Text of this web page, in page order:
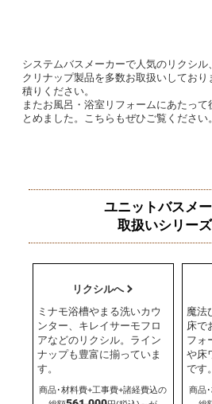
システムバスメーカーで人気のリクシル
クリナップ製品を多数お取扱いしており
積りください。
またお風呂・浴室リフォームにあたっ
とめました。こちらもぜひご覧ください
ユニットバスメ
取扱いシリー
リクシルへ
ミナモ浴槽やまる洗いカウ
ンター、キレイサーモフロ
アなどのリクシル。ライン
ナップも豊富に揃っていま
す。
商品･材料費+工事費+諸経費込の
魔法
床で
フォ
や床
です。
商品